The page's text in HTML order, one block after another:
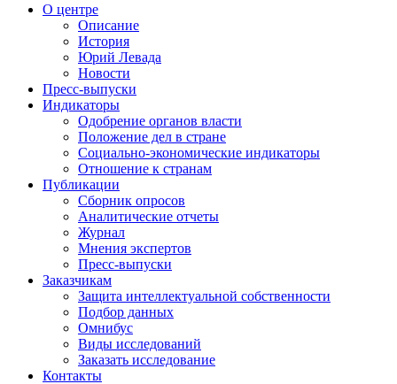
О центре
Описание
История
Юрий Левада
Новости
Пресс-выпуски
Индикаторы
Одобрение органов власти
Положение дел в стране
Социально-экономические индикаторы
Отношение к странам
Публикации
Сборник опросов
Аналитические отчеты
Журнал
Мнения экспертов
Пресс-выпуски
Заказчикам
Защита интеллектуальной собственности
Подбор данных
Омнибус
Виды исследований
Заказать исследование
Контакты